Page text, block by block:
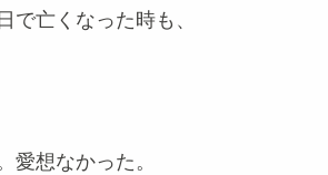
で亡くなった時も、
愛想なかった。